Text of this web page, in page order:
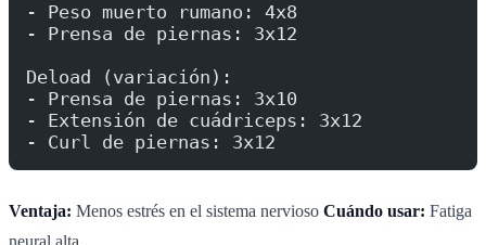
- Peso muerto rumano: 4x8
- Prensa de piernas: 3x12
Deload (variación):
- Prensa de piernas: 3x10
- Extensión de cuádriceps: 3x12
- Curl de piernas: 3x12
Ventaja: Menos estrés en el sistema nervioso Cuándo usar: Fatiga
neural alta